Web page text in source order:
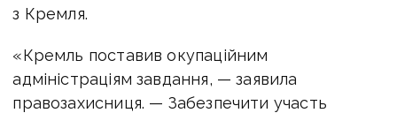
з Кремля.
«Кремль поставив окупаційним
адміністраціям завдання, — заявила
правозахисниця. — Забезпечити участь